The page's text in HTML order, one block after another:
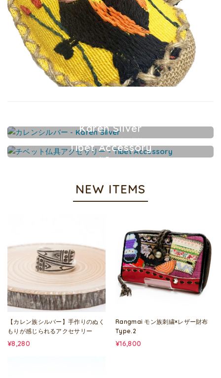
Karen Silver
カレンシルバーアクセサリー
Tibet Accessory
チベット仏具アクセサリー
NEW ITEMS
【カレン族シルバー】手作りのぬく
もりが感じられるアクセサリー
¥8,280
Rangmai モン族刺繍×レザー財布
Type.2
¥16,800